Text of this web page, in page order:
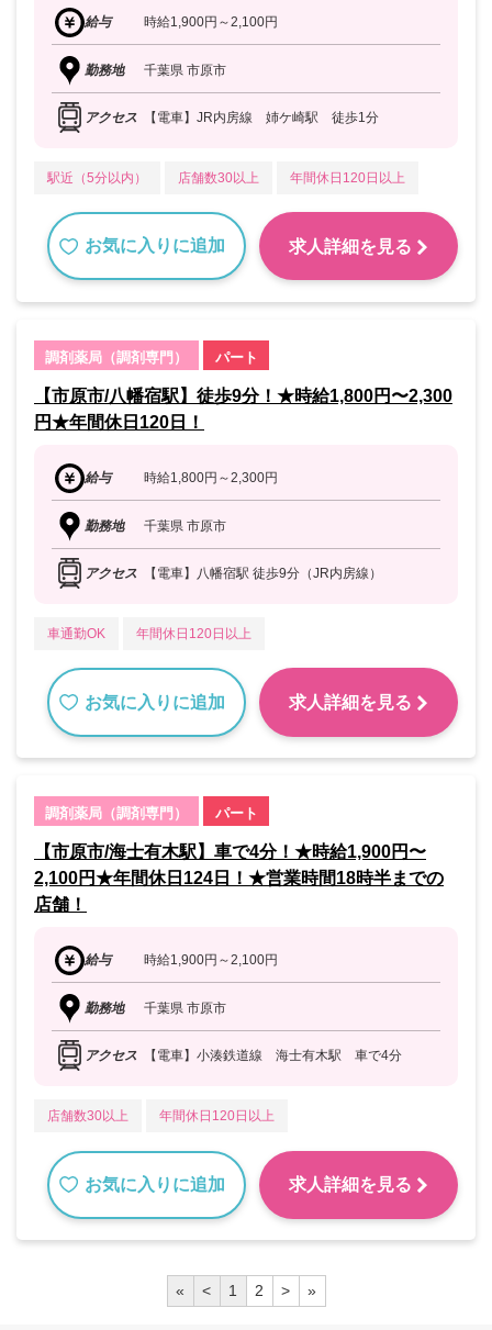
給与 時給1,900円～2,100円
勤務地 千葉県 市原市
アクセス 【電車】JR内房線 姉ケ崎駅 徒歩1分
駅近（5分以内） 店舗数30以上 年間休日120日以上
お気に入りに追加 求人詳細を見る
調剤薬局（調剤専門） パート
【市原市/八幡宿駅】徒歩9分！★時給1,800円〜2,300
円★年間休日120日！
給与 時給1,800円～2,300円
勤務地 千葉県 市原市
アクセス 【電車】八幡宿駅 徒歩9分（JR内房線）
車通勤OK 年間休日120日以上
お気に入りに追加 求人詳細を見る
調剤薬局（調剤専門） パート
【市原市/海士有木駅】車で4分！★時給1,900円〜
2,100円★年間休日124日！★営業時間18時半までの
店舗！
給与 時給1,900円～2,100円
勤務地 千葉県 市原市
アクセス 【電車】小湊鉄道線 海士有木駅 車で4分
店舗数30以上 年間休日120日以上
お気に入りに追加 求人詳細を見る
« < 1 2 > »